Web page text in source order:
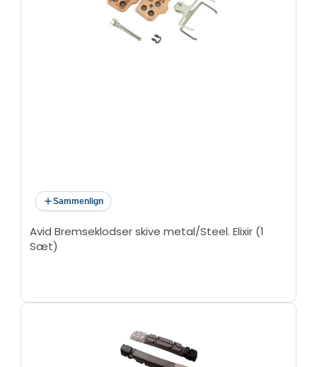
Sammenlign
Avid Bremseklodser skive metal/Steel. Elixir (1
Sæt)